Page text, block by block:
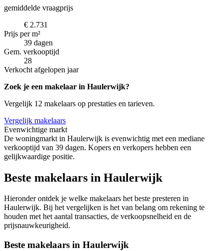
gemiddelde vraagprijs
€ 2.731
Prijs per m²
39 dagen
Gem. verkooptijd
28
Verkocht afgelopen jaar
Zoek je een makelaar in Haulerwijk?
Vergelijk 12 makelaars op prestaties en tarieven.
Vergelijk makelaars
Evenwichtige markt
De woningmarkt in Haulerwijk is evenwichtig met een mediane
verkooptijd van 39 dagen. Kopers en verkopers hebben een
gelijkwaardige positie.
Beste makelaars in Haulerwijk
Hieronder ontdek je welke makelaars het beste presteren in
Haulerwijk. Bij het vergelijken is het van belang om rekening te
houden met het aantal transacties, de verkoopsnelheid en de
prijsnauwkeurigheid.
Beste makelaars in Haulerwijk